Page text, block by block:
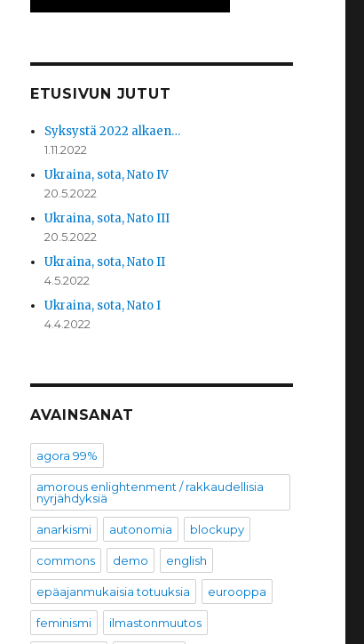
ETUSIVUN JUTUT
Syksystä 2022 alkaen…
1.11.2022
Ukraina, sota, Nato IV
20.5.2022
Ukraina, sota, Nato III
20.5.2022
Ukraina, sota, Nato II
4.5.2022
Ukraina, sota, Nato I
4.4.2022
AVAINSANAT
agora 99%
amorous enlightenment / rakkaudellisia
nyrjähdyksiä
anarkismi autonomia blockupy
commons demo english
epäajanmukaisia totuuksia eurooppa
feminismi ilmastonmuutos